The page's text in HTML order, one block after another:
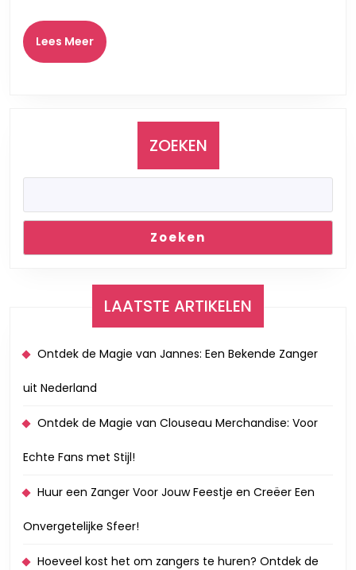
Lees MeerLees
Meer
ZOEKEN
Zoeken
LAATSTE ARTIKELEN
Ontdek de Magie van Jannes: Een Bekende Zanger
uit Nederland
Ontdek de Magie van Clouseau Merchandise: Voor
Echte Fans met Stijl!
Huur een Zanger Voor Jouw Feestje en Creëer Een
Onvergetelijke Sfeer!
Hoeveel kost het om zangers te huren? Ontdek de